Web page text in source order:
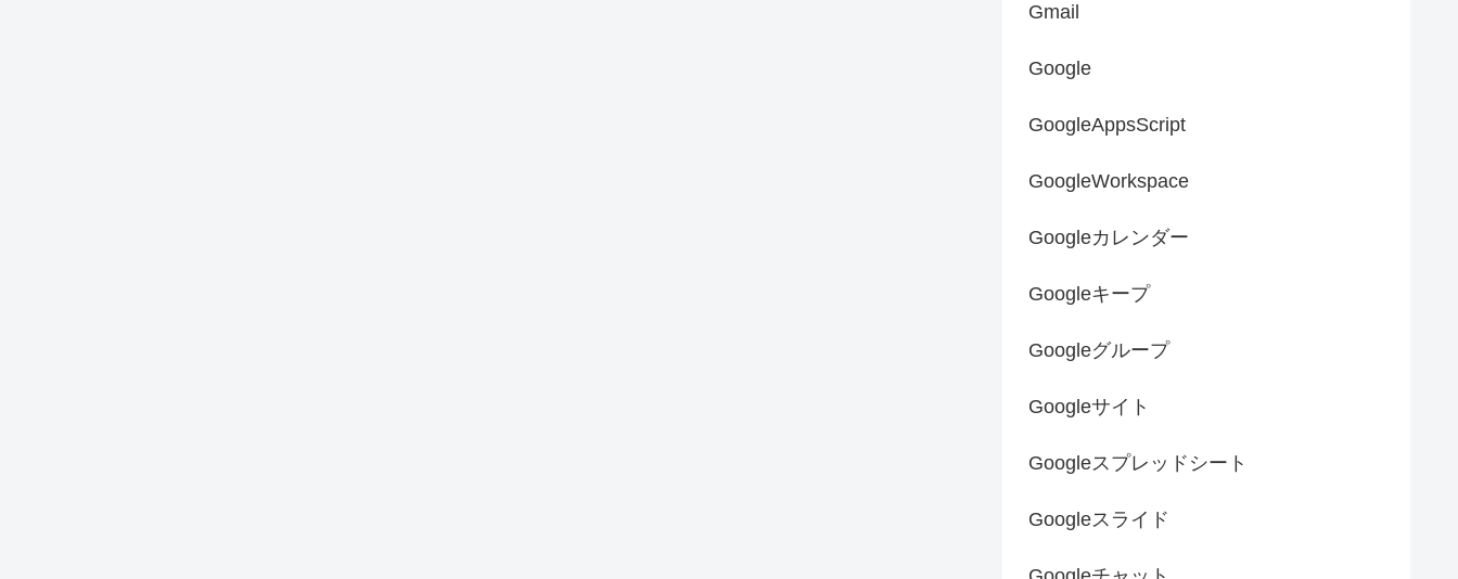
Gmail
Google
GoogleAppsScript
GoogleWorkspace
Googleカレンダー
Googleキープ
Googleグループ
Googleサイト
Googleスプレッドシート
Googleスライド